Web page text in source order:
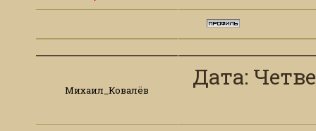
Михаил_Ковалёв Дата: